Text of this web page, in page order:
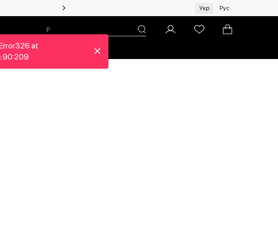
Жінкам | Топ бренди зі знижками!
Укр Рус
Новий сезон Про ЦУМ
at